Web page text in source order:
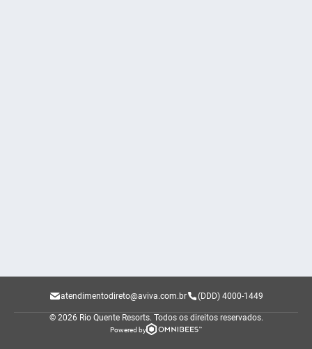
atendimentodireto@aviva.com.br (DDD) 4000-1449
© 2026 Rio Quente Resorts. Todos os direitos reservados.
Powered by